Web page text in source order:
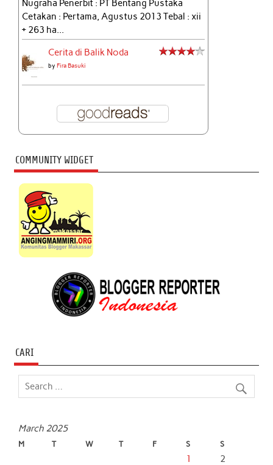
Nugraha Penerbit : PT Bentang Pustaka
Cetakan : Pertama, Agustus 2013 Tebal : xii
+ 263 ha...
Cerita di Balik Noda
byFira Basuki
COMMUNITY WIDGET
CARI
March 2025
M T W T F S S
1
2